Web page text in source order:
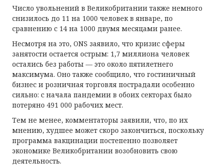
Число увольнений в Великобритании также немного
снизилось до 11 на 1000 человек в январе, по
сравнению с 14 на 1000 двумя месяцами ранее.
Несмотря на это, ONS заявило, что кризис сферы
занятости остается острым: 1,7 миллиона человек
остались без работы — это около пятилетнего
максимума. Оно также сообщило, что гостиничный
бизнес и розничная торговля пострадали особенно
сильно: с начала пандемии в обоих секторах было
потеряно 491 000 рабочих мест.
Тем не менее, комментаторы заявили, что, по их
мнению, худшее может скоро закончиться, поскольку
программа вакцинации постепенно позволяет
экономике Великобритании возобновить свою
деятельность.